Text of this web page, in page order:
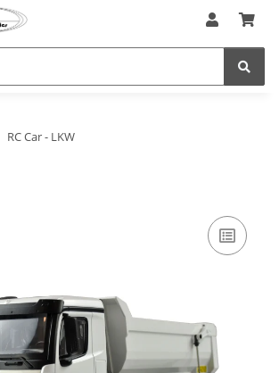
RC Car - LKW